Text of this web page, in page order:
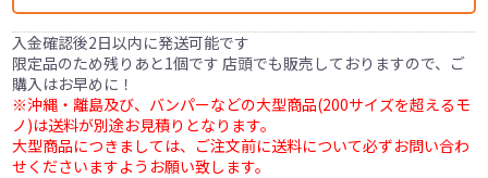
入金確認後2日以内に発送可能です
限定品のため残りあと1個です 店頭でも販売しておりますので、ご
購入はお早めに！
※沖縄・離島及び、バンパーなどの大型商品(200サイズを超えるモ
ノ)は送料が別途お見積りとなります。
大型商品につきましては、ご注文前に送料について必ずお問い合わ
せくださいますようお願い致します。